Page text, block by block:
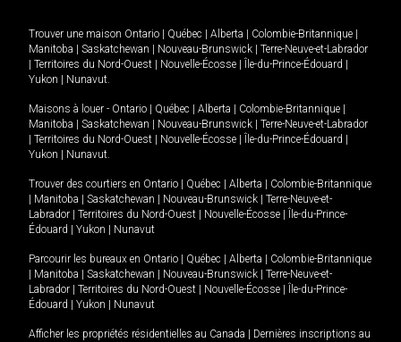
Trouver une maison Ontario Québec Alberta Colombie-Britannique
Manitoba
Saskatchewan Nouveau-Brunswick
Terre-Neuve-et-Labrador
Territoires du Nord-Ouest Nouvelle-Écosse Île-du-Prince-Édouard
Yukon
Nunavut.
Maisons à louer - Ontario Québec Alberta Colombie-Britannique
Manitoba
Saskatchewan Nouveau-Brunswick
Terre-Neuve-et-Labrador
Territoires du Nord-Ouest Nouvelle-Écosse Île-du-Prince-Édouard
Yukon
Nunavut.
Trouver des courtiers en Ontario Québec Alberta
Colombie-Britannique
Manitoba Saskatchewan Nouveau-Brunswick
Terre-Neuve-et-
Labrador
Territoires du Nord-Ouest Nouvelle-Écosse
Île-du-Prince-
Édouard
Yukon Nunavut
Parcourir les bureaux en Ontario Québec Alberta
Colombie-Britannique
Manitoba Saskatchewan Nouveau-Brunswick
Terre-Neuve-et-
Labrador
Territoires du Nord-Ouest Nouvelle-Écosse
Île-du-Prince-
Édouard
Yukon Nunavut
Afficher les propriétés résidentielles au Canada
Dernières inscriptions au